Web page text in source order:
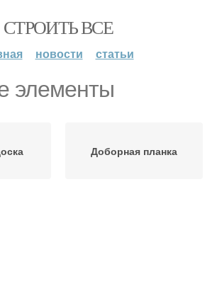
СТРОИТЬ ВСЕ
новости статьи
элементы
Доборная планка